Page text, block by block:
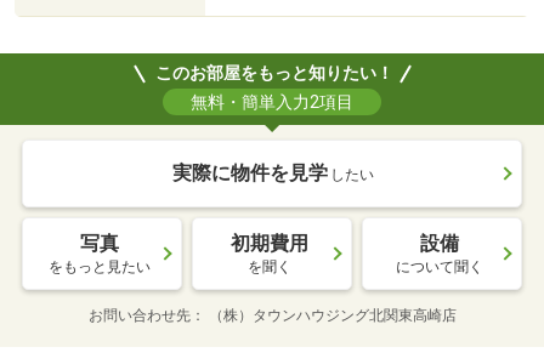
このお部屋をもっと知りたい！
無料・簡単入力2項目
実際に物件を見学 したい
写真
をもっと見たい
初期費用
を聞く
設備
について聞く
お問い合わせ先 （株）タウンハウジング北関東高崎店